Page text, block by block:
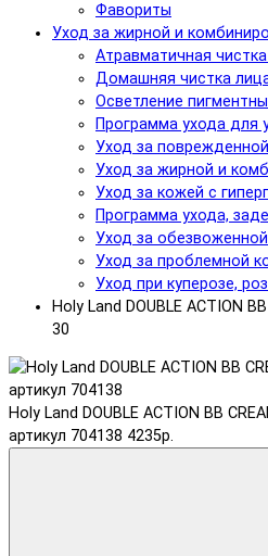
Фавориты
Уход за жирной и
Атравматичная
Домашняя чистка
Осветление
Программа ухода для
Уход за
Уход за жирной и
Уход за кожей с
Программа ухода,
Уход за
Уход за проблемной
Уход при куперозе,
Holy Land DOUBLE ACTION
30
Holy Land DOUBLE ACTION BB
артикул 704138 4235р.